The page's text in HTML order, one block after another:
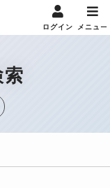
ログイン メニュー